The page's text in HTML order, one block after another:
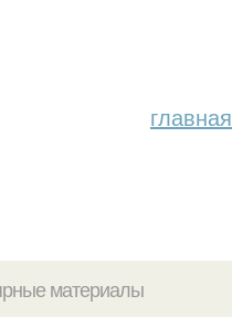
главная
материалы